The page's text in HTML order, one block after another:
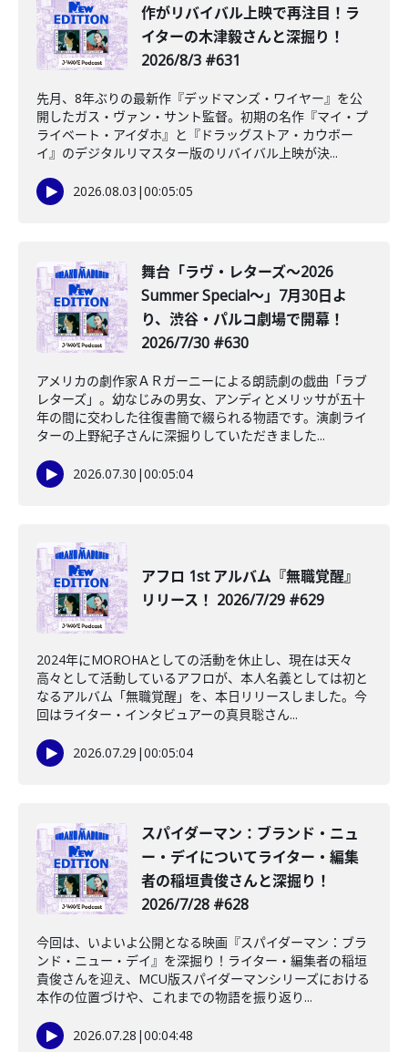
作がリバイバル上映で再注目！ラ
イターの木津毅さんと深掘り！
2026/8/3 #631
先月、8年ぶりの最新作『デッドマンズ・ワイヤー』を公
開したガス・ヴァン・サント監督。初期の名作『マイ・プ
ライベート・アイダホ』と『ドラッグストア・カウボー
イ』のデジタルリマスター版のリバイバル上映が決...
2026.08.03 |00:05:05
舞台「ラヴ・レターズ～2026
Summer Special～」7月30日よ
り、渋谷・パルコ劇場で開幕！
2026/7/30 #630
アメリカの劇作家ＡＲガーニーによる朗読劇の戯曲「ラブ
レターズ」。幼なじみの男女、アンディとメリッサが五十
年の間に交わした往復書簡で綴られる物語です。演劇ライ
ターの上野紀子さんに深掘りしていただきました...
2026.07.30 |00:05:04
アフロ 1st アルバム『無職覚醒』
リリース！ 2026/7/29 #629
2024年にMOROHAとしての活動を休止し、現在は天々
高々として活動しているアフロが、本人名義としては初と
なるアルバム「無職覚醒」を、本日リリースしました。今
回はライター・インタビュアーの真貝聡さん...
2026.07.29 |00:05:04
️スパイダーマン：ブランド・ニュ
ー・デイについてライター・編集
者の稲垣貴俊さんと深掘り！
2026/7/28 #628
今回は、いよいよ公開となる映画『スパイダーマン：ブラ
ンド・ニュー・デイ』を深掘り！ライター・編集者の稲垣
貴俊さんを迎え、MCU版スパイダーマンシリーズにおける
本作の位置づけや、これまでの物語を振り返り...
2026.07.28 |00:04:48